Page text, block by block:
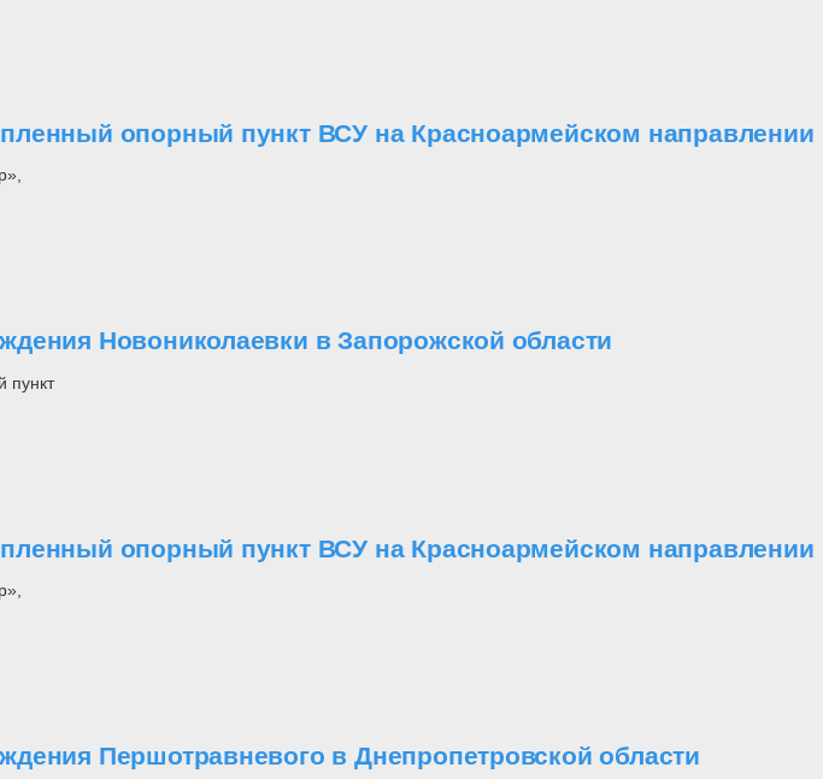
опорный пункт ВСУ на Красноармейском направлении
Новониколаевки в Запорожской области
пункт
опорный пункт ВСУ на Красноармейском направлении
Першотравневого в Днепропетровской области